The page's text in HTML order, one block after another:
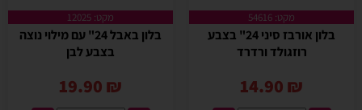
מקט: 54616
בלון אורבז סיני 24" בצבע
רוזגולד ורדרד
14.90 ₪
מקט: 12025
בלון באבל 24" עם מילוי נוצה
בצבע לבן
19.90 ₪